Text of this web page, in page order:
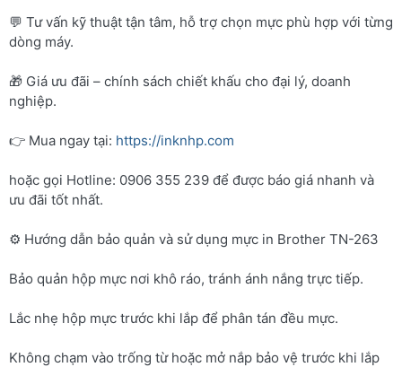
💬 Tư vấn kỹ thuật tận tâm, hỗ trợ chọn mực phù hợp với từng
dòng máy.
🎁 Giá ưu đãi – chính sách chiết khấu cho đại lý, doanh
nghiệp.
👉 Mua ngay tại: https://inknhp.com
hoặc gọi Hotline: 0906 355 239 để được báo giá nhanh và
ưu đãi tốt nhất.
⚙️ Hướng dẫn bảo quản và sử dụng mực in Brother TN-263
Bảo quản hộp mực nơi khô ráo, tránh ánh nắng trực tiếp.
Lắc nhẹ hộp mực trước khi lắp để phân tán đều mực.
Không chạm vào trống từ hoặc mở nắp bảo vệ trước khi lắp